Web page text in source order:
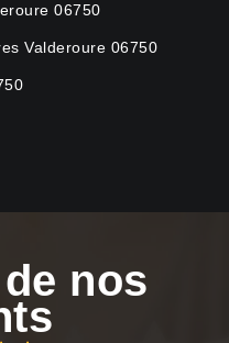
06750
Valderoure 06750
nos